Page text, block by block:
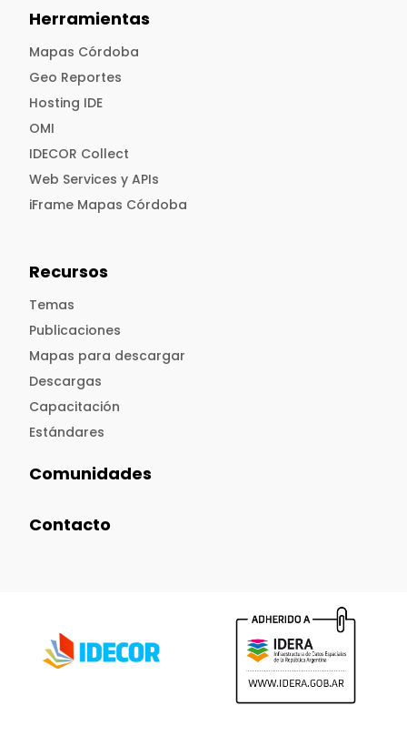
Herramientas
Mapas Córdoba
Geo Reportes
Hosting IDE
OMI
IDECOR Collect
Web Services y APIs
iFrame Mapas Córdoba
Recursos
Temas
Publicaciones
Mapas para descargar
Descargas
Capacitación
Estándares
Comunidades
Contacto